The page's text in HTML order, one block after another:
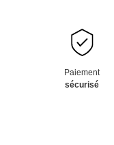
Paiement
sécurisé